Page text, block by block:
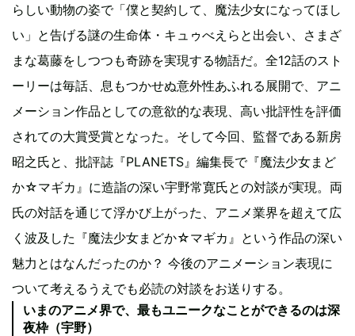
らしい動物の姿で「僕と契約して、魔法少女になってほし
い」と告げる謎の生命体・キュゥべえらと出会い、さまざ
まな葛藤をしつつも奇跡を実現する物語だ。全12話のスト
ーリーは毎話、息もつかせぬ意外性あふれる展開で、アニ
メーション作品としての意欲的な表現、高い批評性を評価
されての大賞受賞となった。そして今回、監督である新房
昭之氏と、批評誌『PLANETS』編集長で『魔法少女まど
か☆マギカ』に造詣の深い宇野常寛氏との対談が実現。両
氏の対話を通じて浮かび上がった、アニメ業界を超えて広
く波及した『魔法少女まどか☆マギカ』という作品の深い
魅力とはなんだったのか？ 今後のアニメーション表現に
ついて考えるうえでも必読の対談をお送りする。
いまのアニメ界で、最もユニークなことができるのは深
夜枠（宇野）